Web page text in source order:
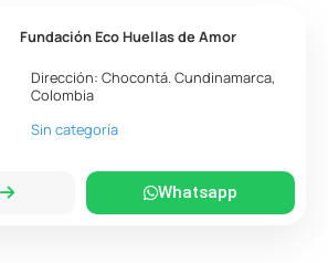
Fundación Eco Huellas de Amor
Dirección:Chocontá.Cundinamarca,
Colombia
Sin categoría
Whatsapp